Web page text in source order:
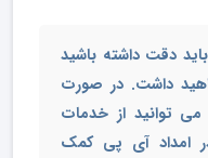
دقت داشته باشید
داشت. در صورت
توانید از خدمات
امداد آی پی کمک